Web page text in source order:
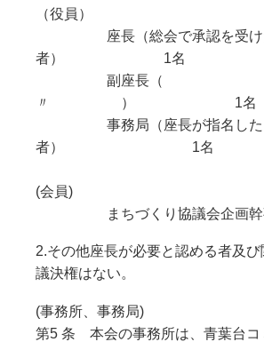
（役員）
座長（総会で承認を受け
者） 1名
副座長（
〃 ） 1名
事務局（座長が指名した
者） 1名
(会員)
まちづくり協議会企画幹
2.その他座長が必要と認める者及び
議決権はない。
(事務所、事務局)
第5 条 本会の事務所は、青葉台コ